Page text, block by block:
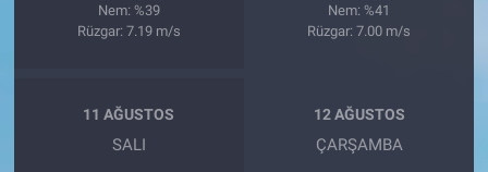
Nem: %39
Rüzgar: 7.19 m/s
Nem: %41
Rüzgar: 7.00 m/s
11 AĞUSTOS
SALI
12 AĞUSTOS
ÇARŞAMBA